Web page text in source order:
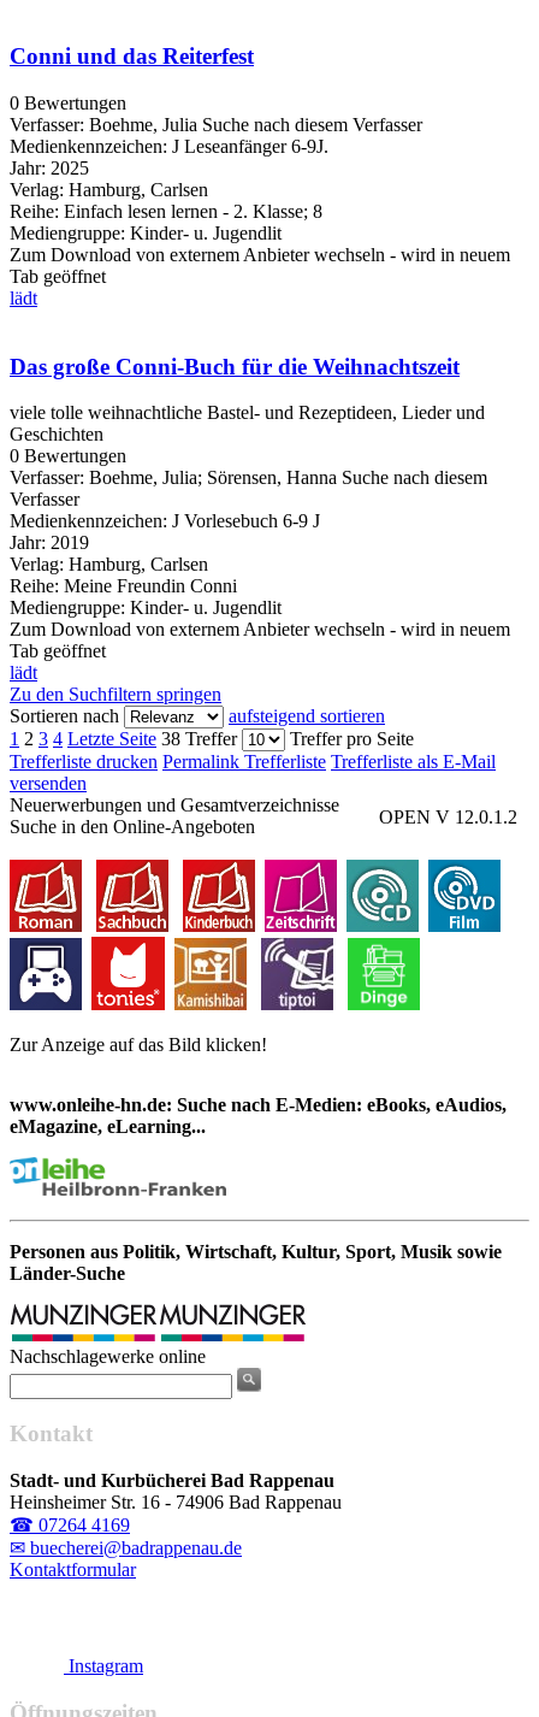
Conni und das Reiterfest
0 Bewertungen
Verfasser: Boehme, Julia Suche nach diesem Verfasser
Medienkennzeichen: J Leseanfänger 6-9J.
Jahr: 2025
Verlag: Hamburg, Carlsen
Reihe: Einfach lesen lernen - 2. Klasse; 8
Mediengruppe: Kinder- u. Jugendlit
Zum Download von externem Anbieter wechseln - wird in neuem
Tab geöffnet
lädt
Das große Conni-Buch für die Weihnachtszeit
viele tolle weihnachtliche Bastel- und Rezeptideen, Lieder und
Geschichten
0 Bewertungen
Verfasser: Boehme, Julia; Sörensen, Hanna Suche nach diesem
Verfasser
Medienkennzeichen: J Vorlesebuch 6-9 J
Jahr: 2019
Verlag: Hamburg, Carlsen
Reihe: Meine Freundin Conni
Mediengruppe: Kinder- u. Jugendlit
Zum Download von externem Anbieter wechseln - wird in neuem
Tab geöffnet
lädt
Zu den Suchfiltern springen
Sortieren nach
aufsteigend sortieren
1 2 3 4 Letzte Seite 38 Treffer
Treffer pro Seite
Trefferliste drucken Permalink Trefferliste Trefferliste als E-Mail
versenden
OPEN V 12.0.1.2
Neuerwerbungen und Gesamtverzeichnisse
Zur Anzeige auf das Bild klicken!
Suche in den Online-Angeboten
www.onleihe-hn.de: Suche nach E-Medien: eBooks, eAudios,
eMagazine, eLearning...
Personen aus Politik, Wirtschaft, Kultur, Sport, Musik sowie
Länder-Suche
Nachschlagewerke online
Kontakt
Stadt- und Kurbücherei Bad Rappenau
Heinsheimer Str. 16 - 74906 Bad Rappenau
☎ 07264 4169
✉ buecherei@badrappenau.de
Kontaktformular
Instagram